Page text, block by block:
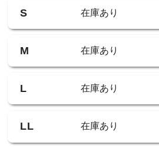
S 在庫あり
M 在庫あり
L 在庫あり
LL 在庫あり